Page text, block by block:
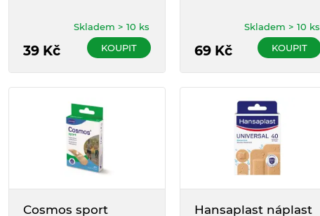
39 Kč
Skladem > 10 ks
KOUPIT
69Kč
Skladem > 10 ks
KOUPIT
Cosmos sport
Hansaplast náplast